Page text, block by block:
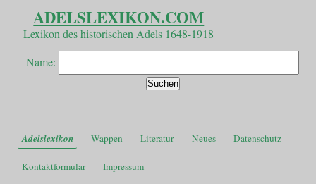
ADELSLEXIKON.COM
Lexikon des historischen Adels 1648-1918
Name:
Adelslexikon Wappen Literatur Neues Datenschutz
Kontaktformular Impressum